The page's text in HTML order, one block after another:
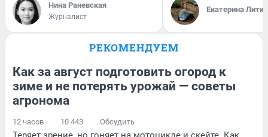
Нина Раневская
Журналист
Екатерина
РЕКОМЕНДУЕМ
Как за август подготовить огород к
зиме и не потерять урожай — советы
агронома
12 часов 10 443 Обсудить